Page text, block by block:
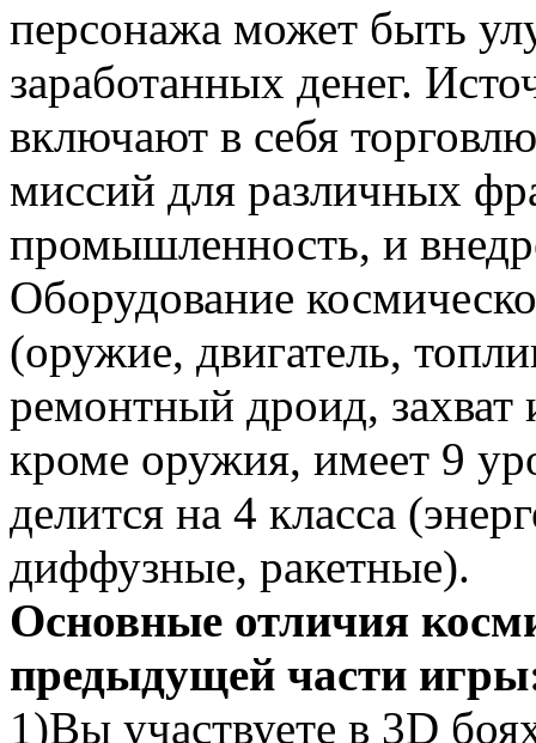
персонажа может быть
заработанных денег.
включают в себя
миссий для различных
промышленность, и
Оборудование
(оружие, двигатель,
ремонтный дроид,
кроме оружия, имеет 9
делится на 4 класса
диффузные, ракетные).
Основные отличия
предыдущей части
1)Вы участвуете в 3D